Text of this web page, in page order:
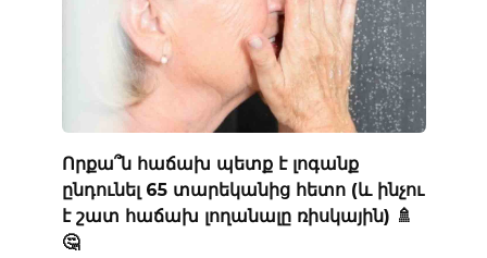
Որքա՞ն հաճախ պետք է լոգանք
ընդունել 65 տարեկանից հետո (և ինչու
է շատ հաճախ լողանալը ռիսկային) 🚿
🤔